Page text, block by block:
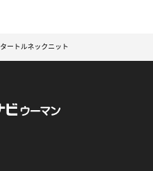
タートルネックニット